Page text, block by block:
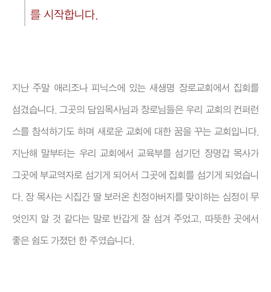
를 시작합니다.
지난 주말 애리조나 피닉스에 있는 새생명 장로교회에서 집회를
섬겼습니다. 그곳의 담임목사님과 장로님들은 우리 교회의 컨퍼런
스를 참석하기도 하며 새로운 교회에 대한 꿈을 꾸는 교회입니다.
지난해 말부터는 우리 교회에서 교육부를 섬기던 장명갑 목사가
그곳에 부교역자로 섬기게 되어서 그곳에 집회를 섬기게 되었습니
다. 장 목사는 시집간 딸 보러온 친정아버지를 맞이하는 심정이 무
엇인지 알 것 같다는 말로 반갑게 잘 섬겨 주었고, 따뜻한 곳에서
좋은 쉼도 가졌던 한 주였습니다.